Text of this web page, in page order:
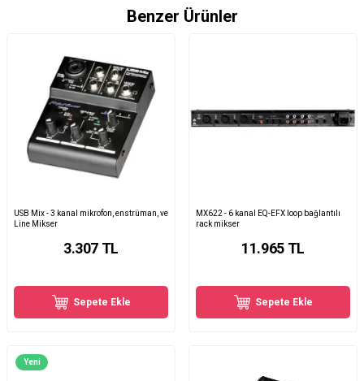
Benzer Ürünler
USB Mix - 3 kanal mikrofon, enstrüman, ve
Line Mikser
3.307 TL
Sepete Ekle
MX622 - 6 kanal EQ-EFX loop bağlantılı
rack mikser
11.965TL
Sepete Ekle
Yeni